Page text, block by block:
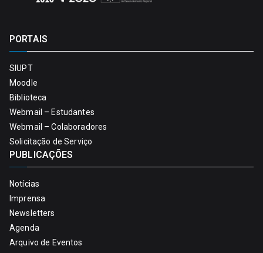
PORTAIS
SIUPT
Moodle
Biblioteca
Webmail – Estudantes
Webmail – Colaboradores
Solicitação de Serviço
PUBLICAÇÕES
Notícias
Imprensa
Newsletters
Agenda
Arquivo de Eventos